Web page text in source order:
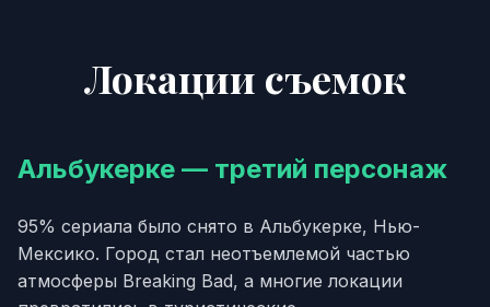
Локации съемок
Альбукерке — третий персонаж
95% сериала было снято в Альбукерке, Нью-
Мексико. Город стал неотъемлемой частью
атмосферы Breaking Bad, а многие локации